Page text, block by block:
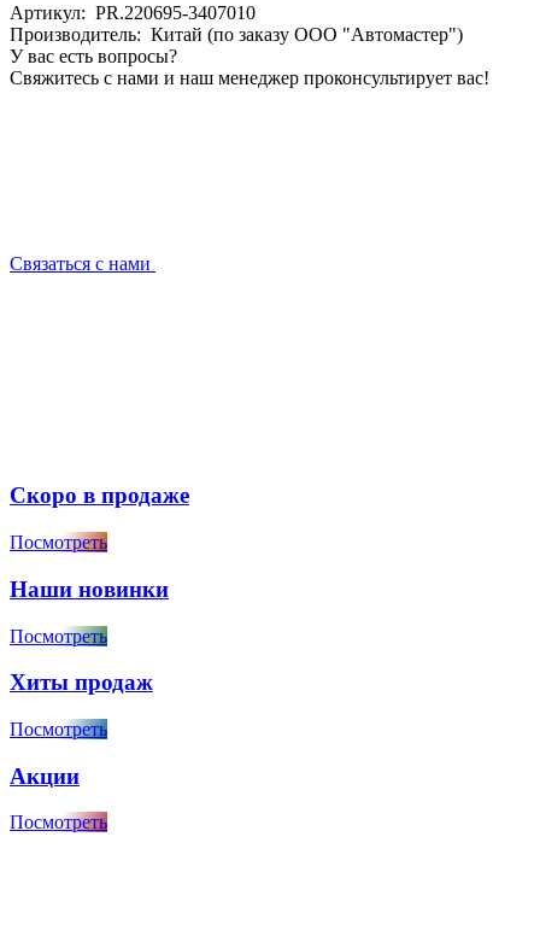
Артикул: PR.220695-3407010
Производитель: Китай (по заказу ООО "Автомастер")
У вас есть вопросы?
Свяжитесь с нами и наш менеджер проконсультирует вас!
Связаться с нами
Скоро в продаже
Посмотреть
Наши новинки
Посмотреть
Хиты продаж
Посмотреть
Акции
Посмотреть